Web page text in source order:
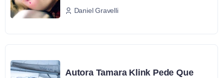
Daniel Gravelli
Autora Tamara Klink Pede Que